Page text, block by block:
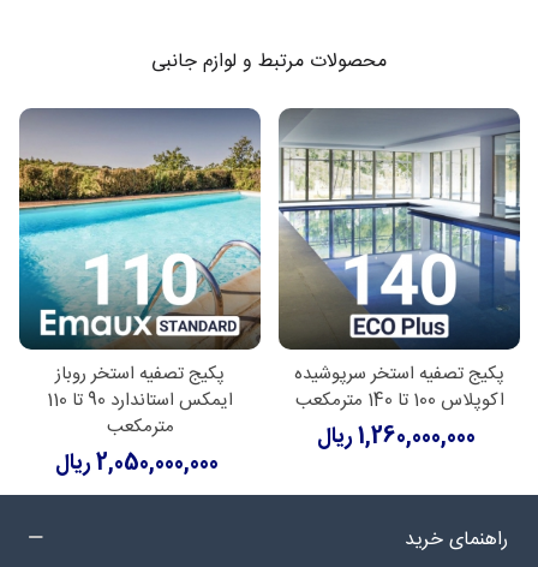
محصولات مرتبط و لوازم جانبی
پکیج تصفیه استخر سرپوشیده
اکوپلاس 100 تا 140 مترمکعب
1,260,000,000 ریال
پکیج تصفیه استخر روباز
ایمکس استاندارد 90 تا 110
مترمکعب
2,050,000,000 ریال
راهنمای خرید